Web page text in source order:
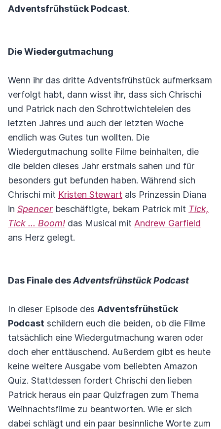
Adventsfrühstück Podcast.
Die Wiedergutmachung
Wenn ihr das dritte Adventsfrühstück aufmerksam
verfolgt habt, dann wisst ihr, dass sich Chrischi
und Patrick nach den Schrottwichteleien des
letzten Jahres und auch der letzten Woche
endlich was Gutes tun wollten. Die
Wiedergutmachung sollte Filme beinhalten, die
die beiden dieses Jahr erstmals sahen und für
besonders gut befunden haben. Während sich
Chrischi mit Kristen Stewart als Prinzessin Diana
in Spencer beschäftigte, bekam Patrick mit Tick,
Tick ... Boom! das Musical mit Andrew Garfield
ans Herz gelegt.
Das Finale desAdventsfrühstück Podcast
In dieser Episode des Adventsfrühstück
Podcast schildern euch die beiden, ob die Filme
tatsächlich eine Wiedergutmachung waren oder
doch eher enttäuschend. Außerdem gibt es heute
keine weitere Ausgabe vom beliebten Amazon
Quiz. Stattdessen fordert Chrischi den lieben
Patrick heraus ein paar Quizfragen zum Thema
Weihnachtsfilme zu beantworten. Wie er sich
dabei schlägt und ein paar besinnliche Worte zum